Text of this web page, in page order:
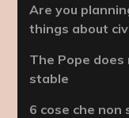
Are you
things about
The Pope does
stable
6 cose che non